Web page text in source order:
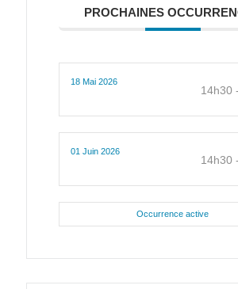
PROCHAINES
18 Mai 2026
14h30
01 Juin 2026
14h30
Occurrence active